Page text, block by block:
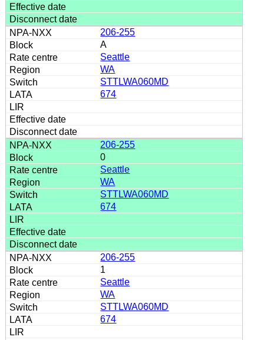
206-255
A
Seattle
WA
STTLWA060MD
674
206-255
0
Seattle
WA
STTLWA060MD
674
206-255
1
Seattle
WA
STTLWA060MD
674